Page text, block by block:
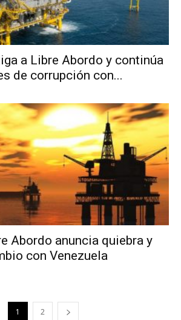
a Libre Abordo y continúa
de corrupción con...
Abordo anuncia quiebra y
con Venezuela
1 2